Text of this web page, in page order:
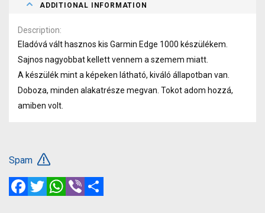
ADDITIONAL INFORMATION
Description
Eladóvá vált hasznos kis Garmin Edge 1000 készülékem.
Sajnos nagyobbat kellett vennem a szemem miatt.
A készülék mint a képeken látható, kiváló állapotban van.
Doboza, minden alakatrésze megvan. Tokot adom hozzá,
amiben volt.
Spam
FacebookTwitterWhatsApp
Viber